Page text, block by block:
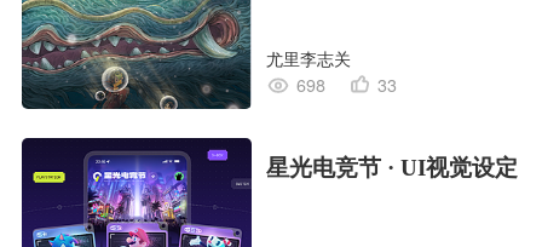
尤里李志关
698
33
星光电竞节 · UI视觉设定